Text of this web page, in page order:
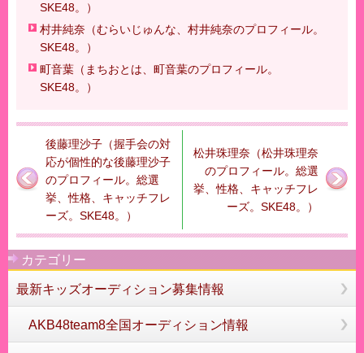
SKE48。）
村井純奈（むらいじゅんな、村井純奈のプロフィール。
SKE48。）
町音葉（まちおとは、町音葉のプロフィール。
SKE48。）
後藤理沙子（握手会の対
応が個性的な後藤理沙子
のプロフィール。総選
挙、性格、キャッチフレ
ーズ。SKE48。）
松井珠理奈（松井珠理奈
のプロフィール。総選
挙、性格、キャッチフレ
ーズ。SKE48。）
カテゴリー
最新キッズオーディション募集情報
AKB48team8全国オーディション情報